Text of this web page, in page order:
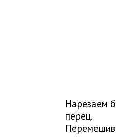
Нарезаем
перец.